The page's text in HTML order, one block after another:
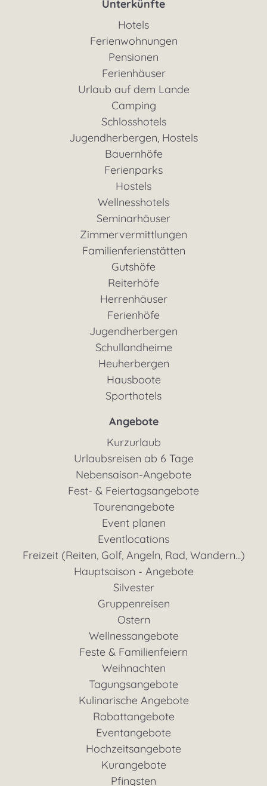
Unterkünfte
Hotels
Ferienwohnungen
Pensionen
Ferienhäuser
Urlaub auf dem Lande
Camping
Schlosshotels
Jugendherbergen, Hostels
Bauernhöfe
Ferienparks
Hostels
Wellnesshotels
Seminarhäuser
Zimmervermittlungen
Familienferienstätten
Gutshöfe
Reiterhöfe
Herrenhäuser
Ferienhöfe
Jugendherbergen
Schullandheime
Heuherbergen
Hausboote
Sporthotels
Angebote
Kurzurlaub
Urlaubsreisen ab 6 Tage
Nebensaison-Angebote
Fest- & Feiertagsangebote
Tourenangebote
Event planen
Eventlocations
Freizeit (Reiten, Golf, Angeln, Rad, Wandern...)
Hauptsaison - Angebote
Silvester
Gruppenreisen
Ostern
Wellnessangebote
Feste & Familienfeiern
Weihnachten
Tagungsangebote
Kulinarische Angebote
Rabattangebote
Eventangebote
Hochzeitsangebote
Kurangebote
Pfingsten